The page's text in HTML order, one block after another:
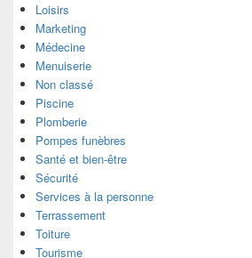
Loisirs
Marketing
Médecine
Menuiserie
Non classé
Piscine
Plomberie
Pompes funèbres
Santé et bien-être
Sécurité
Services à la personne
Terrassement
Toiture
Tourisme